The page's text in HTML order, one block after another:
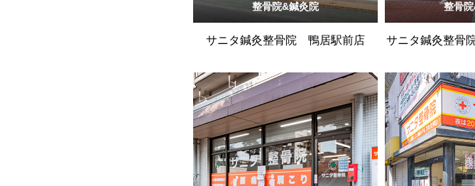
整骨院&鍼灸院
サニタ鍼灸整骨院 鴨居駅前店
整骨
サニタ鍼灸整骨